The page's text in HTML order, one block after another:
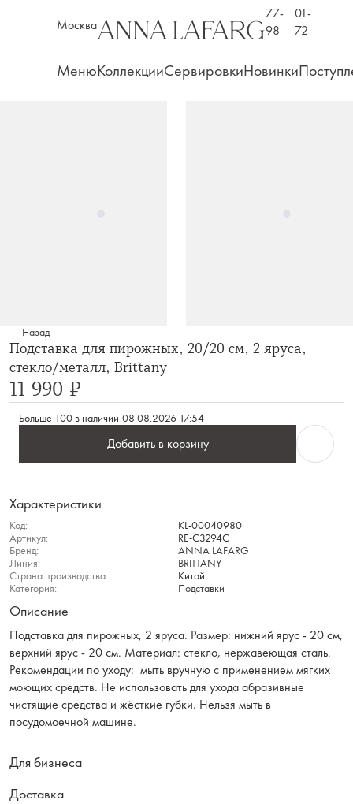
Москва
77-
98
01-
72
МенюКоллекцииСервировкиНовинки
Назад
Подставка для пирожных, 20/20 см, 2 яруса,
стекло/металл, Brittany
11 990 ₽
Больше 100 в наличии 08.08.2026 17:54
Добавить в корзину
Характеристики
Код:
KL-00040980
Артикул:
RE-C3294C
Бренд:
ANNA LAFARG
Линия:
BRITTANY
Страна производства:
Китай
Категория:
Подставки
Описание
Подставка для пирожных, 2 яруса. Размер: нижний ярус - 20 см,
верхний ярус - 20 см. Материал: стекло, нержавеющая сталь.
Рекомендации по уходу: мыть вручную с применением мягких
моющих средств. Не использовать для ухода абразивные
чистящие средства и жёсткие губки. Нельзя мыть в
посудомоечной машине.
Для бизнеса
Доставка